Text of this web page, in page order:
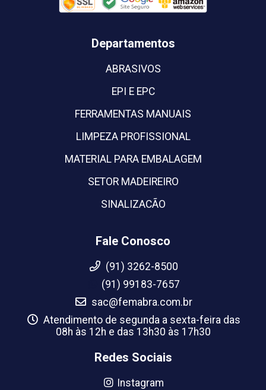
Departamentos
ABRASIVOS
EPI E EPC
FERRAMENTAS MANUAIS
LIMPEZA PROFISSIONAL
MATERIAL PARA EMBALAGEM
SETOR MADEIREIRO
SINALIZACÃO
Fale Conosco
(91) 3262-8500
(91) 99183-7657
sac@femabra.com.br
Atendimento de segunda a sexta-feira das
08h às 12h e das 13h30 às 17h30
Redes Sociais
Instagram